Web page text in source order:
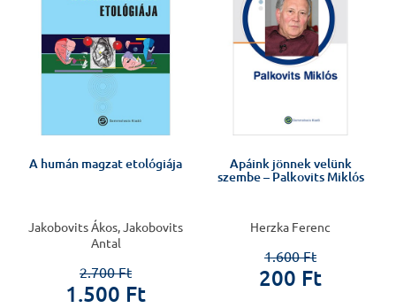
A humán magzat etológiája
Jakobovits Ákos, Jakobovits
Antal
2.700 Ft
1.500 Ft
Apáink jönnek velünk
szembe – Palkovits Miklós
Herzka Ferenc
1.600 Ft
200 Ft